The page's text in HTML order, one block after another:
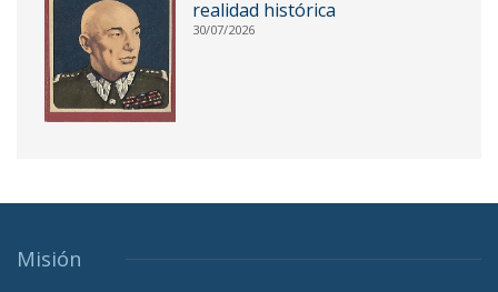
realidad histórica
30/07/2026
Misión